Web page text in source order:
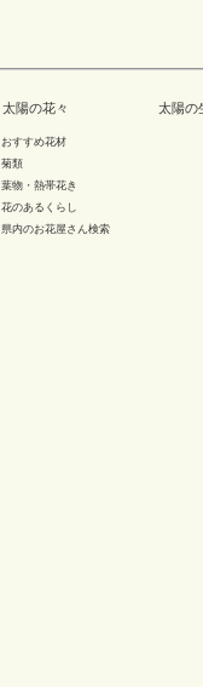
太陽の花々
おすすめ花材
菊類
葉物・熱帯花き
花のあるくらし
県内のお花屋さん検索
太陽の